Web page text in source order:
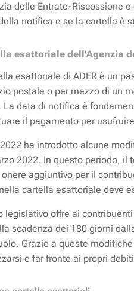
delle Entrate-Riscossione
notifica e se la cartella è
esattoriale dell'Agenzia
esattoriale di ADER è un
postale o per mezzo di un
data di notifica è
il pagamento per
ha introdotto alcune
2022. In questo periodo,
aggiuntivo per il
cartella esattoriale deve
legislativo offre ai
scadenza dei 180 giorni
Grazie a queste
e far fronte ai propri